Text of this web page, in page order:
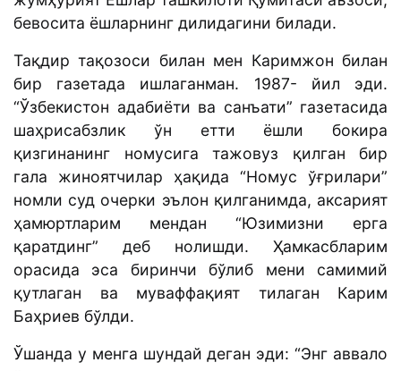
бевосита ёшларнинг дилидагини билади.
Тақдир тақозоси билан мен Каримжон билан
бир газетада ишлаганман. 1987- йил эди.
“Ўзбекистон адабиёти ва санъати” газетасида
шаҳрисабзлик ўн етти ёшли бокира
қизгинанинг номусига тажовуз қилган бир
гала жиноятчилар ҳақида “Номус ўғрилари”
номли суд очерки эълон қилганимда, аксарият
ҳамюртларим мендан “Юзимизни ерга
қаратдинг” деб нолишди. Ҳамкасбларим
орасида эса биринчи бўлиб мени самимий
қутлаган ва муваффақият тилаган Карим
Баҳриев бўлди.
Ўшанда у менга шундай деган эди: “Энг аввало